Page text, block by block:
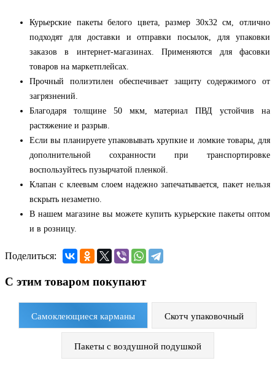
Курьерские пакеты белого цвета, размер 30x32 см, отлично
подходят для доставки и отправки посылок, для упаковки
заказов в интернет-магазинах. Применяются для фасовки
товаров на маркетплейсах.
Прочный полиэтилен обеспечивает защиту содержимого от
загрязнений.
Благодаря толщине 50 мкм, материал ПВД устойчив на
растяжение и разрыв.
Если вы планируете упаковывать хрупкие и ломкие товары, для
дополнительной сохранности при транспортировке
воспользуйтесь пузырчатой пленкой.
Клапан с клеевым слоемнадежно запечатывается, пакетнельзя
вскрыть незаметно.
В нашем магазине вы можете купить курьерские пакеты оптом
и в розницу.
Поделиться:
С этим товаром покупают
Самоклеющиеся карманы Скотч упаковочный
Пакеты с воздушной подушкой